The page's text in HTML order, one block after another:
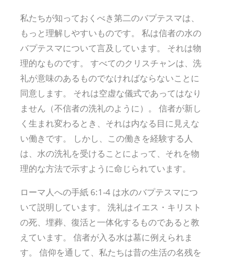
私たちが知っておくべき第二のバプテスマは、
もっと理解しやすいものです。 私は信者の水の
バプテスマについて言及しています。 それは物
理的なものです。 すべてのクリスチャンは、洗
礼が意味のあるものでなければならないことに
同意します。 それは空虚な儀式であってはなり
ません（不信者の洗礼のように）。 信者が新し
く生まれ変わるとき、それは内なる目に見えな
い働きです。 しかし、この働きを経験する人
は、水の洗礼を受けることによって、それを物
理的な方法で示すように命じられています。
ローマ人への手紙 6:1-4 は水のバプテスマにつ
いて説明しています。 洗礼はイエス・キリスト
の死、埋葬、復活と一体化するものであると教
えています。 信者が入る水は墓に例えられま
す。 信仰を通して、私たちは昔の生活の名残を